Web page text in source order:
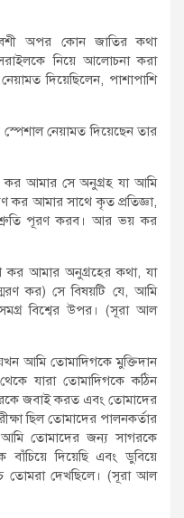
অপর কোন জাতির কথা
নিয়ে আলোচনা করা
দিয়েছিলেন, পাশাপাশি
নেয়ামত দিয়েছেন তার
কর আমার সে অনুগ্রহ যা আমি
কর আমার সাথে কৃত প্রতিজ্ঞা,
পূরণ করব। আর ভয় কর
কর আমার অনুগ্রহের কথা, যা
কর) সে বিষয়টি যে, আমি
সমগ্র বিশ্বের উপর। (সূরা আল
আমি তোমাদিগকে মুক্তিদান
যারা তোমাদিগকে কঠিন
জবাই করত এবং তোমাদের
ছিল তোমাদের পালনকর্তার
তোমাদের জন্য সাগরকে
বাঁচিয়ে দিয়েছি এবং ডুবিয়ে
তোমরা দেখছিলে। (সূরা আল